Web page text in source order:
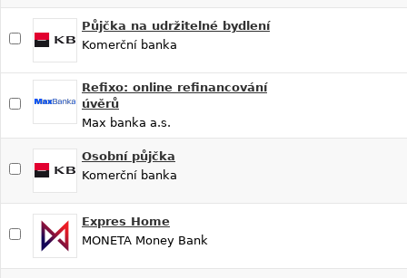
Půjčka na udržitelné bydlení
Komerční banka
Refixo: online refinancování
úvěrů
Max banka a.s.
Osobní půjčka
Komerční banka
Expres Home
MONETA Money Bank